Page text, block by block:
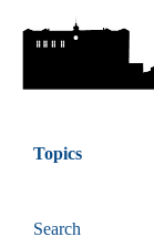
Topics
Search